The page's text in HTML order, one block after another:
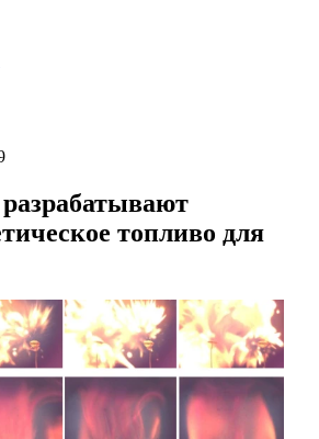
топливо для